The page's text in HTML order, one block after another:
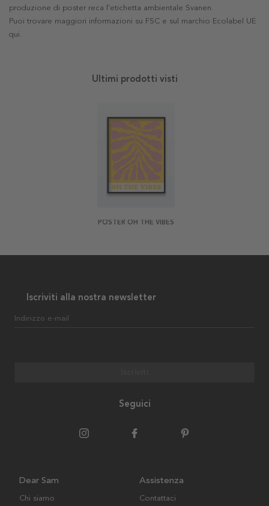
produzione di poster reca l'etichetta ambientale Svanen.
Puoi trovare maggiori informazioni su FSC e sul marchio Ecolabel UE
qui.
Ultimi prodotti visti
POSTER OH THE VIBES
Iscriviti alla nostra newsletter
Indirizzo e-mail
Seguici
Dear Sam
Chi siamo
Assistenza
Contattaci